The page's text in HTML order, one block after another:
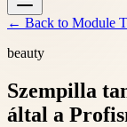
← Back to Module
beauty
Szempilla
által a